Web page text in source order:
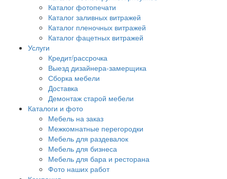
Каталог фотопечати
Каталог заливных витражей
Каталог пленочных витражей
Каталог фацетных витражей
Услуги
Кредит/рассрочка
Выезд дизайнера-замерщика
Сборка мебели
Доставка
Демонтаж старой мебели
Каталоги и фото
Мебель на заказ
Межкомнатные перегородки
Мебель для раздевалок
Мебель для бизнеса
Мебель для бара и ресторана
Фото наших работ